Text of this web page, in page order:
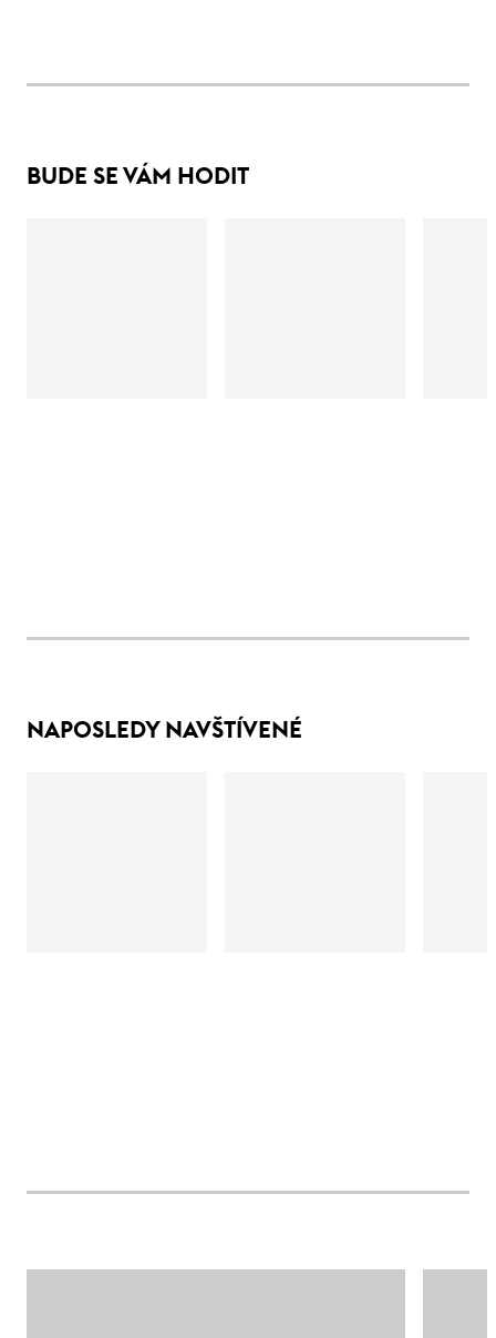
BUDE SE VÁM HODIT
NAPOSLEDY NAVŠTÍVENÉ